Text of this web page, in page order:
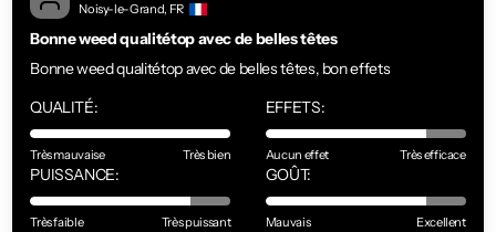
Noisy-le-Grand, FR
Bonne weed qualitétop avec de belles têtes
Bonne weed qualitétop avec de belles têtes, bon effets
QUALITÉ:
Très mauvaise Très bien
EFFETS:
Aucun effet Très efficace
PUISSANCE:
Très faible Très puissant
GOÛT:
Mauvais Excellent